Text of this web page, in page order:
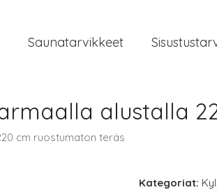
Saunatarvikkeet
alustalla
cm ruostumaton teräs
Kategoriat: